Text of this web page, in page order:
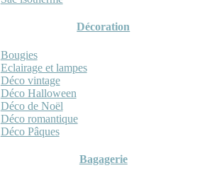
Décoration
Bougies
Eclairage et lampes
Déco vintage
Déco Halloween
Déco de Noël
Déco romantique
Déco Pâques
Bagagerie